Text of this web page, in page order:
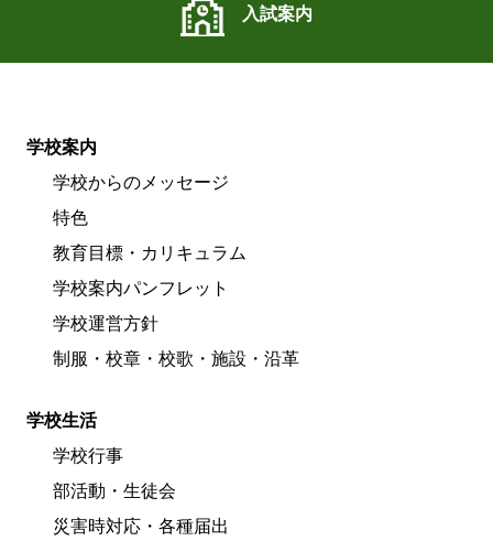
入試案内
学校案内
学校からのメッセージ
特色
教育目標・カリキュラム
学校案内パンフレット
学校運営方針
制服・校章・校歌・施設・沿革
学校生活
学校行事
部活動・生徒会
災害時対応・各種届出